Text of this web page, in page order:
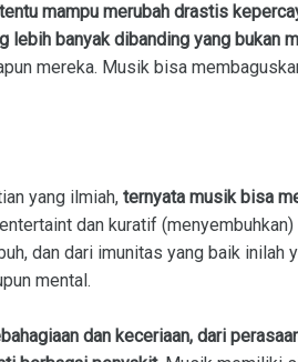
mampu merubah drastis
lebih banyak dibanding yang bukan
mereka. Musik bisa
yang ilmiah, ternyata musik bisa
dan kuratif
dan dari imunitas yang baik inilah
mental.
dan keceriaan, dari